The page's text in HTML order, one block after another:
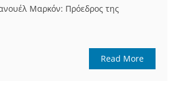
Μαρκόν: Πρόεδρος της
Read More